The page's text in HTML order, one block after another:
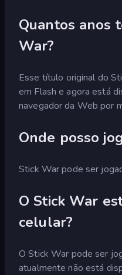
Quantos anos
War?
Esse título original do
em Flash e agora está
navegador da Web por
Onde posso
Stick War pode ser
O Stick War
celular?
O Stick War pode ser
atualmente não está